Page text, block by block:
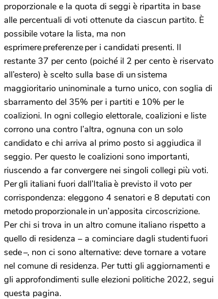
proporzionale e la quota di seggi è ripartita in base
alle percentuali di voti ottenute da ciascun partito. È
possibile votare la lista, ma non
esprimere preferenze per i candidati presenti. Il
restante 37 per cento (poiché il 2 per cento è riservato
all’estero) è scelto sulla base di un sistema
maggioritario uninominale a turno unico, con soglia di
sbarramento del 35% per i partiti e 10% per le
coalizioni. In ogni collegio elettorale, coalizioni e liste
corrono una contro l’altra, ognuna con un solo
candidato e chi arriva al primo posto si aggiudica il
seggio. Per questo le coalizioni sono importanti,
riuscendo a far convergere nei singoli collegi più voti.
Per gli italiani fuori dall’Italia è previsto il voto per
corrispondenza: eleggono 4 senatori e 8 deputati con
metodo proporzionale in un’apposita circoscrizione.
Per chi si trova in un altro comune italiano rispetto a
quello di residenza – a cominciare dagli studenti fuori
sede –, non ci sono alternative: deve tornare a votare
nel comune di residenza. Per tutti gli aggiornamenti e
gli approfondimenti sulle elezioni politiche 2022, segui
questa pagina.